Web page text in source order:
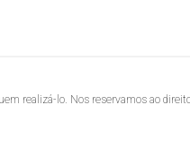
realizá-lo. Nos reservamos ao